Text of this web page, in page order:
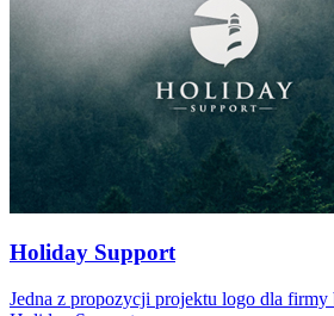
Holiday Support
Jedna z propozycji projektu logo dla firmy